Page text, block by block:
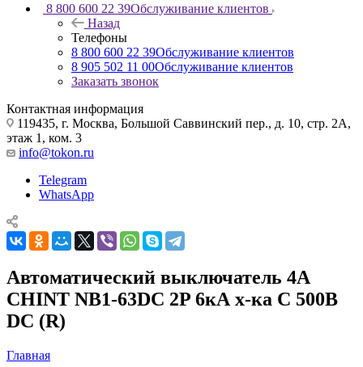
8 800 600 22 39Обслуживание клиентов
Назад
Телефоны
8 800 600 22 39Обслуживание клиентов
8 905 502 11 00Обслуживание клиентов
Заказать звонок
Контактная информация
119435, г. Москва, Большой Саввинский пер., д. 10, стр. 2А,
этаж 1, ком. 3
info@tokon.ru
Telegram
WhatsApp
Автоматический выключатель 4А
CHINT NB1-63DC 2P 6кА х-ка C 500В
DC (R)
Главная